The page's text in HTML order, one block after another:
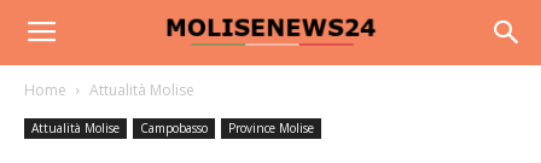
Home Attualità Molise
Attualità Molise Campobasso Province Molise